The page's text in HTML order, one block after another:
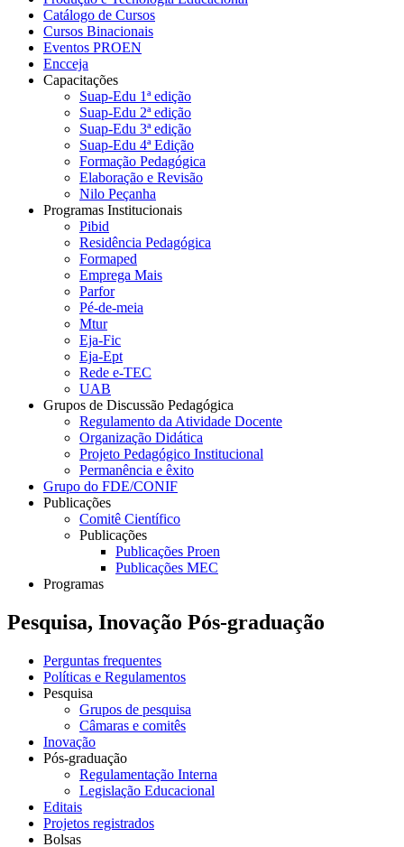
Catálogo de Cursos
Cursos Binacionais
Eventos PROEN
Encceja
Capacitações
Suap-Edu 1ª edição
Suap-Edu 2ª edição
Suap-Edu 3ª edição
Suap-Edu 4ª Edição
Formação Pedagógica
Elaboração e Revisão
Nilo Peçanha
Programas Institucionais
Pibid
Residência Pedagógica
Formaped
Emprega Mais
Parfor
Pé-de-meia
Mtur
Eja-Fic
Eja-Ept
Rede e-TEC
UAB
Grupos de Discussão Pedagógica
Regulamento da Atividade Docente
Organização Didática
Projeto Pedagógico Institucional
Permanência e êxito
Grupo do FDE/CONIF
Publicações
Comitê Científico
Publicações
Publicações Proen
Publicações MEC
Programas
Pesquisa, Inovação Pós-graduação
Perguntas frequentes
Políticas e Regulamentos
Pesquisa
Grupos de pesquisa
Câmaras e comitês
Inovação
Pós-graduação
Regulamentação Interna
Legislação Educacional
Editais
Projetos registrados
Bolsas